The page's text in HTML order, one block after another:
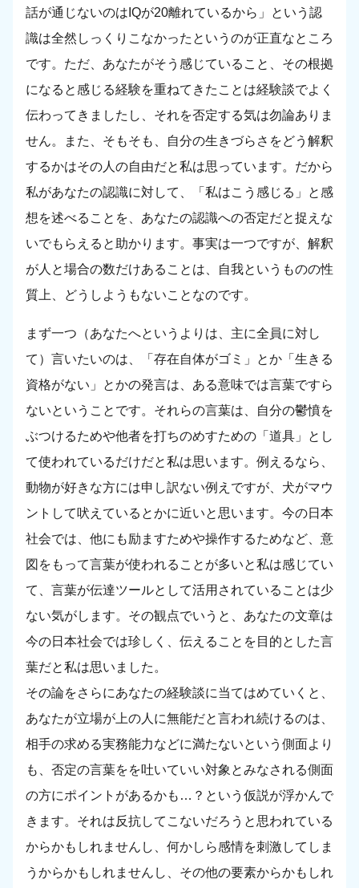
話が通じないのはIQが20離れているから」という認
識は全然しっくりこなかったというのが正直なところ
です。ただ、あなたがそう感じていること、その根拠
になると感じる経験を重ねてきたことは経験談でよく
伝わってきましたし、それを否定する気は勿論ありま
せん。また、そもそも、自分の生きづらさをどう解釈
するかはその人の自由だと私は思っています。だから
私があなたの認識に対して、「私はこう感じる」と感
想を述べることを、あなたの認識への否定だと捉えな
いでもらえると助かります。事実は一つですが、解釈
が人と場合の数だけあることは、自我というものの性
質上、どうしようもないことなのです。
まず一つ（あなたへというよりは、主に全員に対し
て）言いたいのは、「存在自体がゴミ」とか「生きる
資格がない」とかの発言は、ある意味では言葉ですら
ないということです。それらの言葉は、自分の鬱憤を
ぶつけるためや他者を打ちのめすための「道具」とし
て使われているだけだと私は思います。例えるなら、
動物が好きな方には申し訳ない例えですが、犬がマウ
ントして吠えているとかに近いと思います。今の日本
社会では、他にも励ますためや操作するためなど、意
図をもって言葉が使われることが多いと私は感じてい
て、言葉が伝達ツールとして活用されていることは少
ない気がします。その観点でいうと、あなたの文章は
今の日本社会では珍しく、伝えることを目的とした言
葉だと私は思いました。
その論をさらにあなたの経験談に当てはめていくと、
あなたが立場が上の人に無能だと言われ続けるのは、
相手の求める実務能力などに満たないという側面より
も、否定の言葉をを吐いていい対象とみなされる側面
の方にポイントがあるかも…？という仮説が浮かんで
きます。それは反抗してこないだろうと思われている
からかもしれませんし、何かしら感情を刺激してしま
うからかもしれませんし、その他の要素からかもしれ